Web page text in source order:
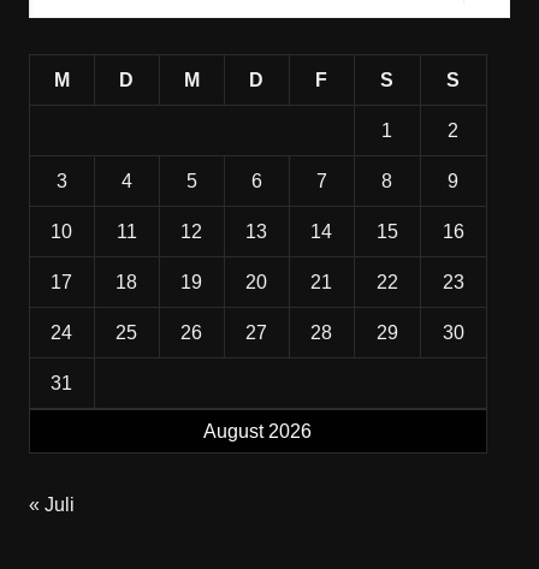
August 2026
M D M D F S S
1 2
3 4 5 6 7 8 9
10 11 12 13 14 15 16
17 18 19 20 21 22 23
24 25 26 27 28 29 30
31
« Juli